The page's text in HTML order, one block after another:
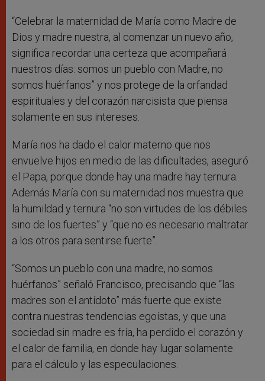
“Celebrar la maternidad de María como Madre de
Dios y madre nuestra, al comenzar un nuevo año,
significa recordar una certeza que acompañará
nuestros días: somos un pueblo con Madre, no
somos huérfanos” y nos protege de la orfandad
espirituales y del corazón narcisista que piensa
solamente en sus intereses.
María nos ha dado el calor materno que nos
envuelve hijos en medio de las dificultades, aseguró
el Papa, porque donde hay una madre hay ternura.
Además María con su maternidad nos muestra que
la humildad y ternura “no son virtudes de los débiles
sino de los fuertes” y “que no es necesario maltratar
a los otros para sentirse fuerte”.
“Somos un pueblo con una madre, no somos
huérfanos” señaló Francisco, precisando que “las
madres son el antídoto” más fuerte que existe
contra nuestras tendencias egoístas, y que una
sociedad sin madre es fría, ha perdido el corazón y
el calor de familia, en donde hay lugar solamente
para el cálculo y las especulaciones.